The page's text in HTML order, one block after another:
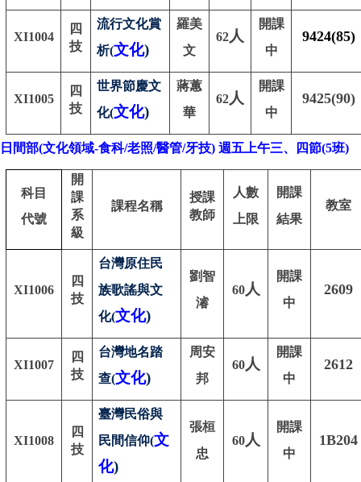
XI1004
四
技
流行文化賞
析(文化)
羅美
文
62人
開課
中
9424(85)
XI1005
四
技
世界節慶文
化(文化)
蔣蕙
華
62人
開課
中
9425(90)
日間部(文化領域-食科/老照/醫管/牙技) 週五上午三、四節(5班)
科目
代號
開
課
系
級
課程名稱
授課
教師
人數
上限
開課
結果
教室
XI1006
四
技
台灣原住民
族歌謠與文
化(文化)
劉智
濬
60人
開課
中
2609
XI1007
四
技
台灣地名踏
查(文化)
周安
邦
60人
開課
中
2612
XI1008
四
技
臺灣民俗與
民間信仰(文
化)
張桓
忠
60人
開課
中
1B204